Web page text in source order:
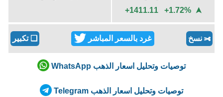
+1411.11 +1.72%
➤
✄ نسخ غرد بالسعر المباشر ❏تكبير
توصيات وتحليل اسعار الذهب WhatsApp
توصيات وتحليل اسعار الذهب Telegram